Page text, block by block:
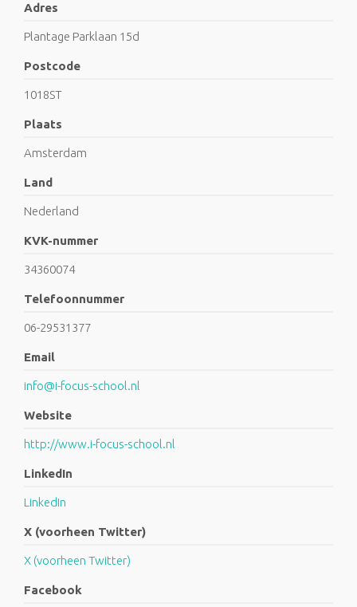
Adres
Plantage Parklaan 15d
Postcode
1018ST
Plaats
Amsterdam
Land
Nederland
KVK-nummer
34360074
Telefoonnummer
06-29531377
Email
info@i-focus-school.nl
Website
http://www.i-focus-school.nl
LinkedIn
LinkedIn
X (voorheen Twitter)
X (voorheen Twitter)
Facebook